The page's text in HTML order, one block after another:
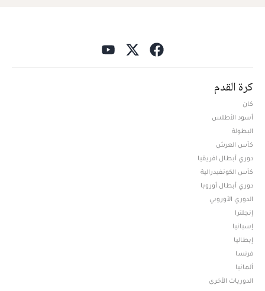
كرة القدم
كان
أسود الأطلس
البطولة
كأس العرش
دوري أبطال افريقيا
كأس الكونفيدرالية
دوري أبطال أوروبا
الدوري الأوروبي
إنجلترا
إسبانيا
إيطاليا
فرنسا
ألمانيا
الدوريات الأخرى